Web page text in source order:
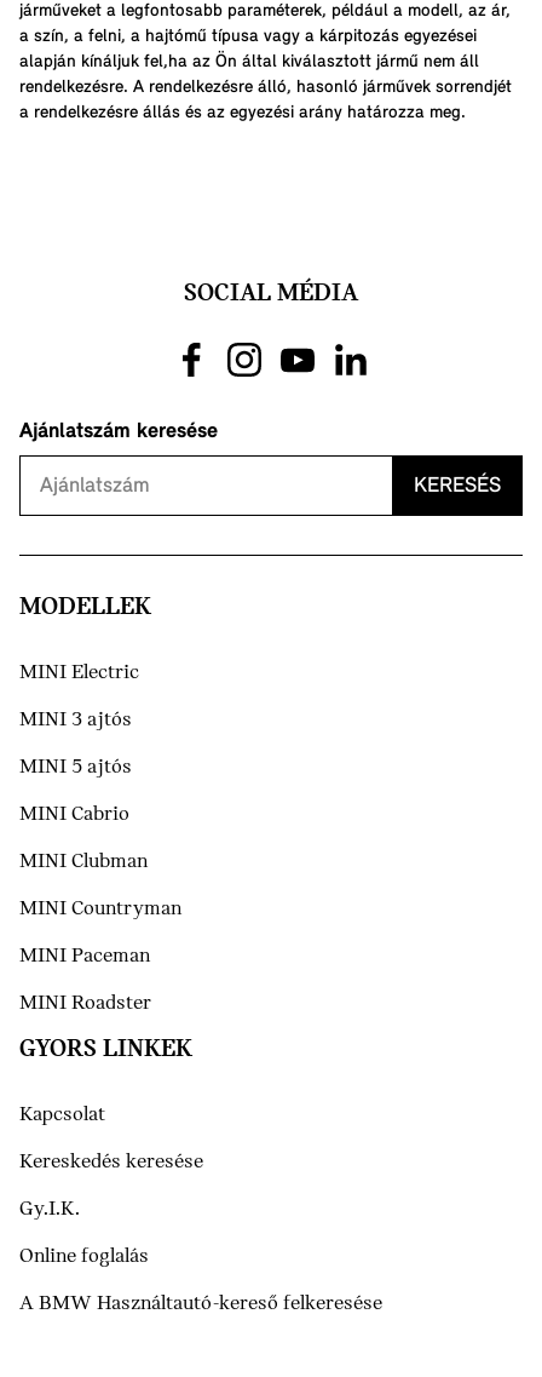
járműveket a legfontosabb paraméterek, például a modell, az ár,
a szín, a felni, a hajtómű típusa vagy a kárpitozás egyezései
alapján kínáljuk fel,ha az Ön által kiválasztott jármű nem áll
rendelkezésre. A rendelkezésre álló, hasonló járművek sorrendjét
a rendelkezésre állás és az egyezési arány határozza meg.
SOCIAL MÉDIA
Ajánlatszám keresése
KERESÉS
MODELLEK
MINI Electric
MINI 3 ajtós
MINI 5 ajtós
MINI Cabrio
MINI Clubman
MINI Countryman
MINI Paceman
MINI Roadster
GYORS LINKEK
Kapcsolat
Kereskedés keresése
Gy.I.K.
Online foglalás
A BMW Használtautó-kereső felkeresése